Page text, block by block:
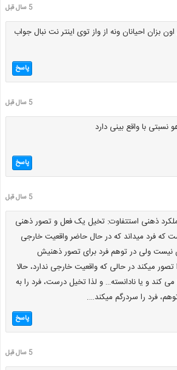
5 سال قبل
بزان احیانان ونه از واز توی اینتر نت نبال جواب
پاسخ
5 سال قبل
نسبتی با واقع بینی دارد
پاسخ
5 سال قبل
ذهنی استتفاوت: تخیل یک فعل و تصور ذهنی
که فرد میداند که در حال حاضر واقعیت خارجی
نیست ولی در توهم فرد برای تصور ذهنیش
میکند در حالی که واقعیت خارجی ندارد، حالا
می کند و یا نادانسته… و لذا تخیل درست، فرد را به
فرد را سردرگم میکند….
پاسخ
5 سال قبل